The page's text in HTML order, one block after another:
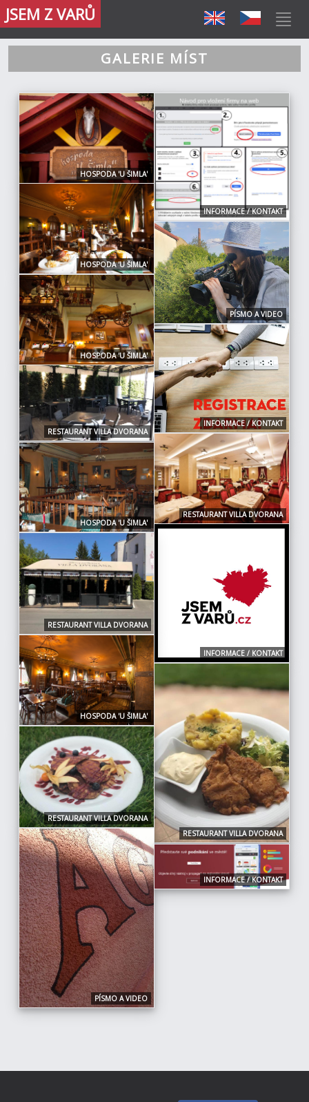
JSEM Z VARŮ
GALERIE MÍST
HOSPODA 'U ŠIMLA'
INFORMACE / KONTAKT
HOSPODA 'U ŠIMLA'
PÍSMO A VIDEO
HOSPODA 'U ŠIMLA'
INFORMACE / KONTAKT
RESTAURANT VILLA DVORANA
RESTAURANT VILLA DVORANA
HOSPODA 'U ŠIMLA'
INFORMACE / KONTAKT
RESTAURANT VILLA DVORANA
HOSPODA 'U ŠIMLA'
RESTAURANT VILLA DVORANA
RESTAURANT VILLA DVORANA
PÍSMO A VIDEO
INFORMACE / KONTAKT